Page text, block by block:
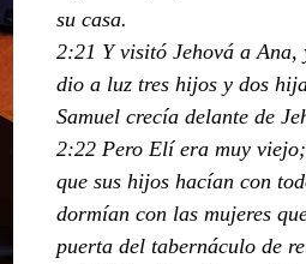
su casa.
2:21 Y visitó Jehová a
dio a luz tres hijos y dos
Samuel crecía delante de
2:22 Pero Elí era muy
que sus hijos hacían con
dormían con las mujeres
puerta del tabernáculo de